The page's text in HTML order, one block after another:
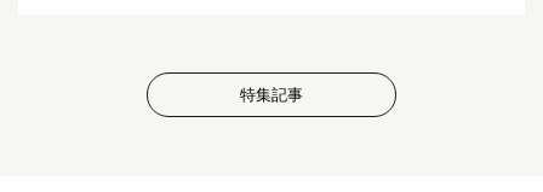
特集記事